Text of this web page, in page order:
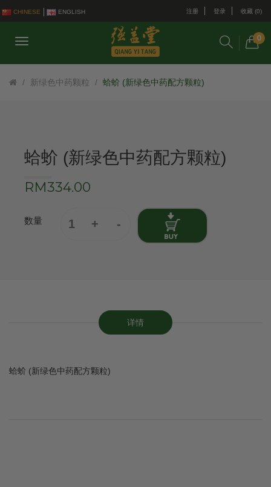
CHINESE ENGLISH 注册 登录 收藏 (0)
0
新绿色中药颗粒 蛤蚧 (新绿色中药配方颗粒)
蛤蚧 (新绿色中药配方颗粒)
RM334.00
数量
详情
蛤蚧 (新绿色中药配方颗粒)